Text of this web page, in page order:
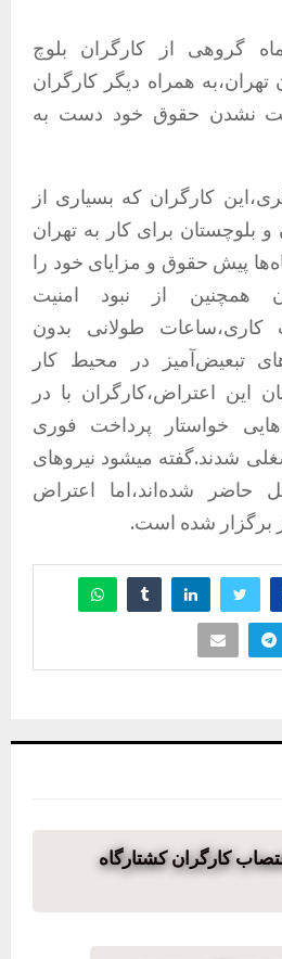
11 آبانماه گروهی از کارگران بلوچ
تهران،به همراه دیگر کارگران
نشدن حقوق خود دست به
کارگران که بسیاری از
و بلوچستان برای کار به تهران
پیش حقوق و مزایای خود را
همچنین از نبود امنیت
طولانی بدون
تبعیض‌آمیز
در محیط کار
این اعتراض،کارگران با در
خواستار پرداخت فوری
شدند.گفته میشود نیروهای
حاضر شده‌اند،اما اعتراض
برگزار شده است.
کارگران کشتارگاه